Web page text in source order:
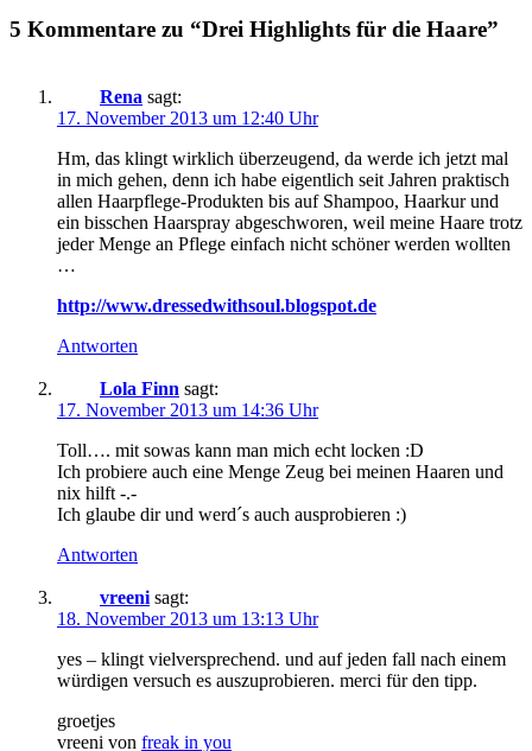
5 Kommentare zu “Drei Highlights für die Haare”
Rena sagt:
17. November 2013 um 12:40 Uhr
Hm, das klingt wirklich überzeugend, da werde ich jetzt mal
in mich gehen, denn ich habe eigentlich seit Jahren praktisch
allen Haarpflege-Produkten bis auf Shampoo, Haarkur und
ein bisschen Haarspray abgeschworen, weil meine Haare trotz
jeder Menge an Pflege einfach nicht schöner werden wollten
…
http://www.dressedwithsoul.blogspot.de
Antworten
Lola Finn sagt:
17. November 2013 um 14:36 Uhr
Toll…. mit sowas kann man mich echt locken :D
Ich probiere auch eine Menge Zeug bei meinen Haaren und
nix hilft -.-
Ich glaube dir und werd´s auch ausprobieren :)
Antworten
vreeni sagt:
18. November 2013 um 13:13 Uhr
yes – klingt vielversprechend. und auf jeden fall nach einem
würdigen versuch es auszuprobieren. merci für den tipp.
groetjes
vreeni von freak in you